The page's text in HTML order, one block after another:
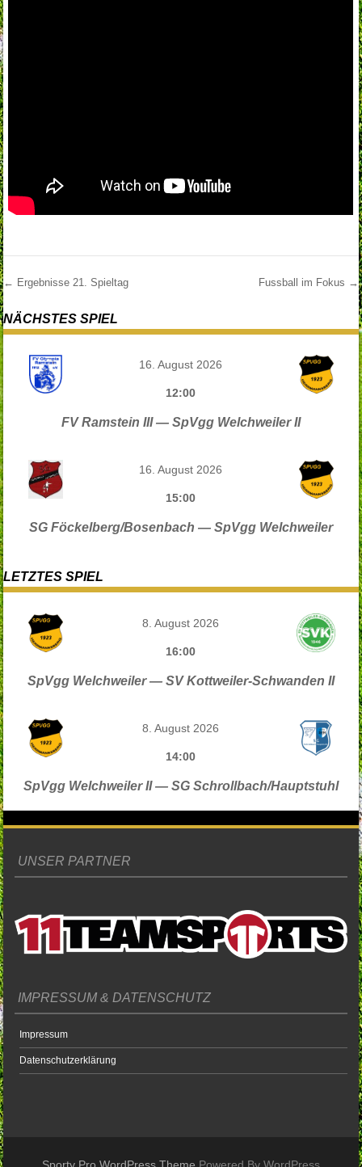
Post navigation
← Ergebnisse 21. Spieltag Fussball im Fokus →
NÄCHSTES SPIEL
16. August 2026
12:00
FV Ramstein III — SpVgg Welchweiler II
16. August 2026
15:00
SG Föckelberg/Bosenbach — SpVgg Welchweiler
LETZTES SPIEL
8. August 2026
16:00
SpVgg Welchweiler — SV Kottweiler-Schwanden II
8. August 2026
14:00
SpVgg Welchweiler II — SG Schrollbach/Hauptstuhl
UNSER PARTNER
IMPRESSUM & DATENSCHUTZ
Impressum
Datenschutzerklärung